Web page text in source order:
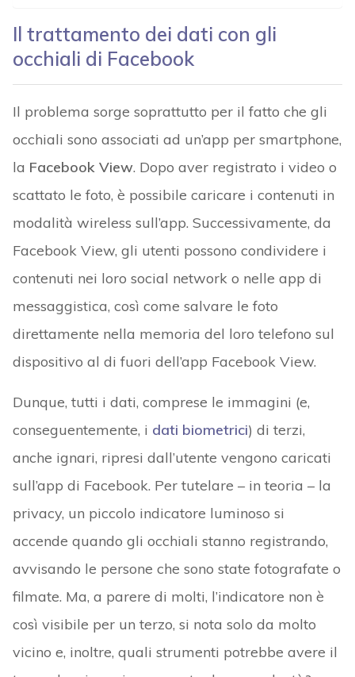
Il trattamento dei dati con gli
occhiali di Facebook
Il problema sorge soprattutto per il fatto che gli
occhiali sono associati ad un’app per smartphone,
la Facebook View. Dopo aver registrato i video o
scattato le foto, è possibile caricare i contenuti in
modalità wireless sull’app. Successivamente, da
Facebook View, gli utenti possono condividere i
contenuti nei loro social network o nelle app di
messaggistica, così come salvare le foto
direttamente nella memoria del loro telefono sul
dispositivo al di fuori dell’app Facebook View.
Dunque, tutti i dati, comprese le immagini (e,
conseguentemente, i dati biometrici) di terzi,
anche ignari, ripresi dall’utente vengono caricati
sull’app di Facebook. Per tutelare – in teoria – la
privacy, un piccolo indicatore luminoso si
accende quando gli occhiali stanno registrando,
avvisando le persone che sono state fotografate o
filmate. Ma, a parere di molti, l’indicatore non è
così visibile per un terzo, si nota solo da molto
vicino e, inoltre, quali strumenti potrebbe avere il